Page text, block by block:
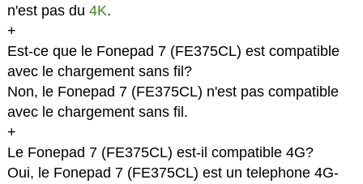
n'est pas du 4K.
+
Est-ce que le Fonepad 7 (FE375CL) est compatible
avec le chargement sans fil?
Non, le Fonepad 7 (FE375CL) n'est pas compatible
avec le chargement sans fil.
+
Le Fonepad 7 (FE375CL) est-il compatible 4G?
Oui, le Fonepad 7 (FE375CL) est un telephone 4G-